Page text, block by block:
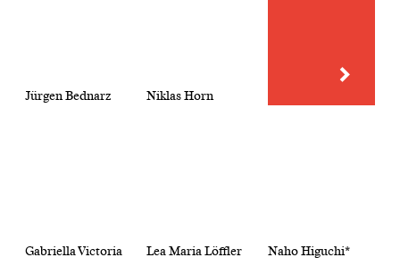
Jürgen Bednarz Niklas Horn
Gabriella Victoria Lea Maria Löffler Naho Higuchi*